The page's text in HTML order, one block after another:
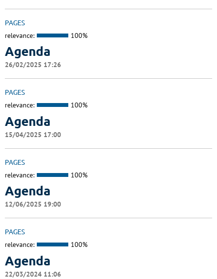
PAGES
relevance: 100%
Agenda
26/02/2025 17:26
PAGES
relevance: 100%
Agenda
15/04/2025 17:00
PAGES
relevance: 100%
Agenda
12/06/2025 19:00
PAGES
relevance: 100%
Agenda
22/03/2024 11:06